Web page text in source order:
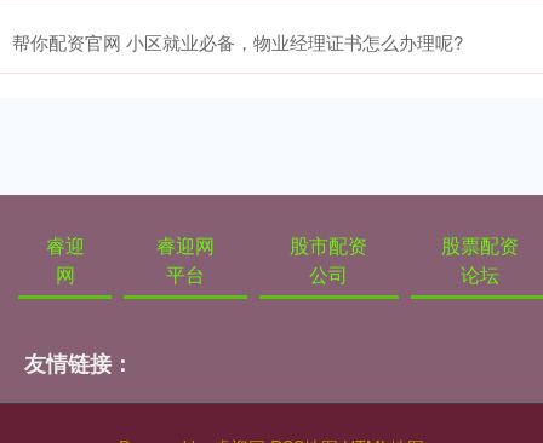
帮你配资官网 小区就业必备，物业经理证书怎么办理呢?
睿迎
网
睿迎网
平台
股市配资
公司
股票配资
论坛
友情链接：